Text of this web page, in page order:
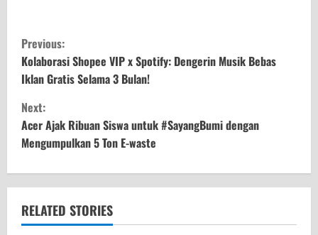
C
o
n
t
i
n
u
Previous:
Kolaborasi Shopee VIP x Spotify: Dengerin Musik Bebas
Iklan Gratis Selama 3 Bulan!
Next:
Acer Ajak Ribuan Siswa untuk #SayangBumi dengan
Mengumpulkan 5 Ton E-waste
RELATED STORIES